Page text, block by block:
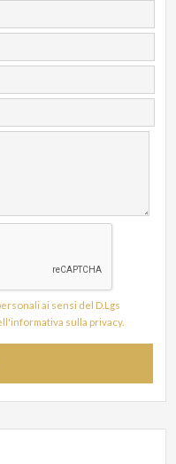
ai sensi del D.Lgs
sulla privacy.